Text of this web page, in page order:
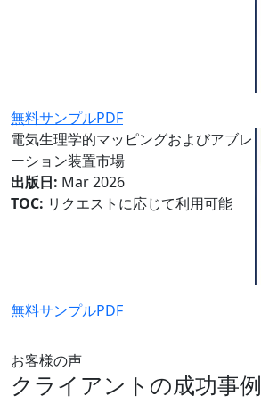
無料サンプルPDF
電気生理学的マッピングおよびアブレ
ーション装置市場
出版日: Mar 2026
TOC: リクエストに応じて利用可能
無料サンプルPDF
お客様の声
クライアントの成功事例